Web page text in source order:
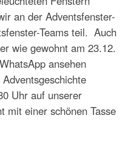
an der Adventsfenster-
Teams teil. Auch
wie gewohnt am 23.12.
ansehen
Uhr auf unserer
mit einer schönen Tasse